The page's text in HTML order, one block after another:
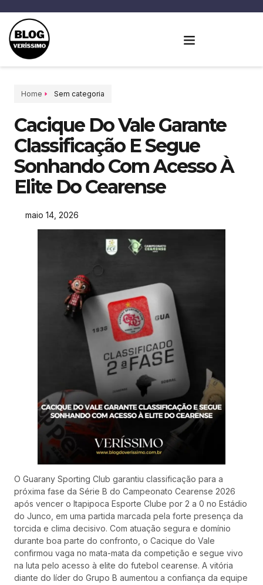
Home Sem categoria
Cacique Do Vale Garante
Classificação E Segue
Sonhando Com Acesso À
Elite Do Cearense
maio 14, 2026
O Guarany Sporting Club garantiu classificação para a
próxima fase da Série B do Campeonato Cearense 2026
após vencer o Itapipoca Esporte Clube por 2 a 0 no Estádio
do Junco, em uma partida marcada pela forte presença da
torcida e clima decisivo. Com atuação segura e domínio
durante boa parte do confronto, o Cacique do Vale
confirmou vaga no mata-mata da competição e segue vivo
na luta pelo acesso à elite do futebol cearense. A vitória
diante do líder do Grupo B aumentou a confiança da equipe